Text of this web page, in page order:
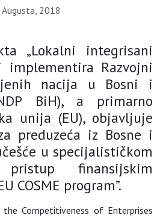
Augusta, 2018
„Lokalni integrisani
implementira Razvojni
nacija u Bosni i
BiH), a primarno
unija (EU), objavljuje
preduzeća iz Bosne i
u specijalističkom
finansijskim
COSME program”.
the Competitiveness of Enterprises